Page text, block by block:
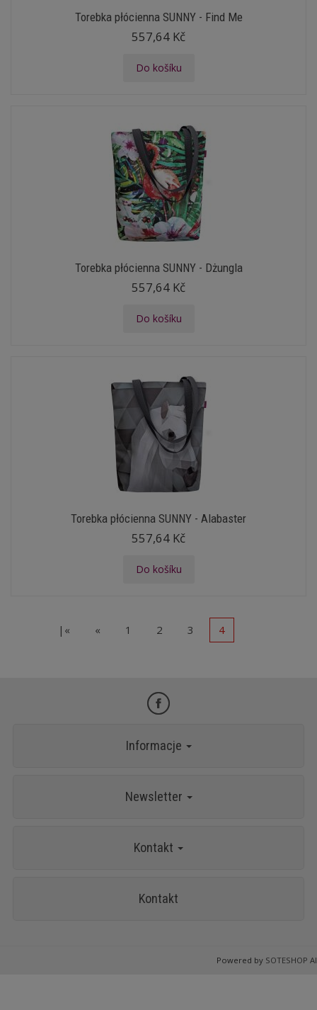
Torebka płócienna SUNNY - Find Me
557,64 Kč
Do košíku
Torebka płócienna SUNNY - Dżungla
557,64 Kč
Do košíku
Torebka płócienna SUNNY - Alabaster
557,64 Kč
Do košíku
|« « 1 2 3 4
Informacje
Newsletter
Kontakt
Kontakt
Powered by SOTESHOP AI